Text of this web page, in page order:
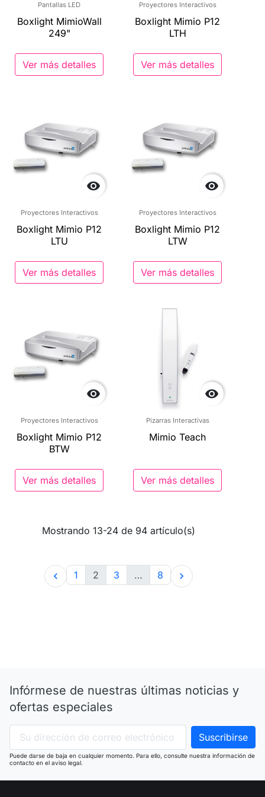
Pantallas LED
Boxlight MimioWall
249"
Ver más detalles
Proyectores Interactivos
Boxlight Mimio P12
LTH
Ver más detalles

Proyectores Interactivos
Boxlight Mimio P12
LTU
Ver más detalles

Proyectores Interactivos
Boxlight Mimio P12
LTW
Ver más detalles

Proyectores Interactivos
Boxlight Mimio P12
BTW
Ver más detalles

Pizarras Interactivas
Mimio Teach
Ver más detalles
Mostrando 13-24 de 94 artículo(s)
 1 2 3 … 8 
Infórmese de nuestras últimas noticias y
ofertas especiales
Puede darse de baja en cualquier momento. Para ello, consulte nuestra información de
contacto en el aviso legal.